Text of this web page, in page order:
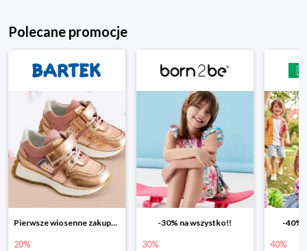
Polecane promocje
Pierwsze wiosenne zakupy -20%
20%
-30% na wszystko!!
30%
-40%
40%